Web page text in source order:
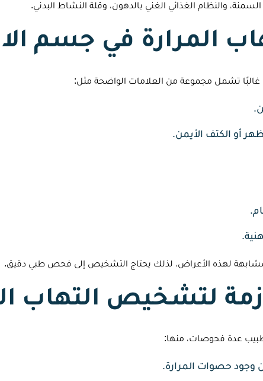
والنظام الغذائي الغني بالدهون، وقلة النشاط البدني.
المرارة في جسم
تشمل مجموعة من العلامات الواضحة مثل:
أو الكتف الأيمن.
لهذه الأعراض، لذلك يحتاج التشخيص إلى فحص طبي دقيق.
لتشخيص التهاب
عدة فحوصات، منها:
وجود حصوات المرارة.